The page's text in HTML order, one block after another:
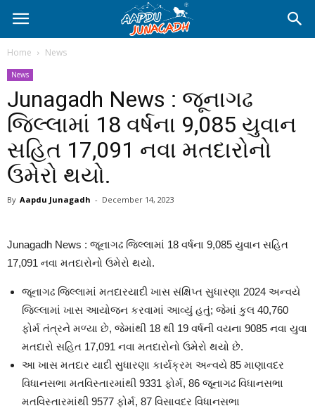
Home News
News
Junagadh News : જૂનાગઢ
જિલ્લામાં 18 વર્ષના 9,085 યુવાન
સહિત 17,091 નવા મતદારોનો
ઉમેરો થયો.
By Aapdu Junagadh - December 14, 2023
Junagadh News : જૂનાગઢ જિલ્લામાં 18 વર્ષના 9,085 યુવાન સહિત
17,091 નવા મતદારોનો ઉમેરો થયો.
જૂનાગઢ જિલ્લામાં મતદારયાદી ખાસ સંક્ષિપ્ત સુધારણા 2024 અન્વયે
જિલ્લામાં ખાસ આયોજન કરવામાં આવ્યું હતું; જેમાં કુલ 40,760
ફોર્મ તંત્રને મળ્યા છે, જેમાંથી 18 થી 19 વર્ષની વયના 9085 નવા યુવા
મતદારો સહિત 17,091 નવા મતદારોનો ઉમેરો થયો છે.
આ ખાસ મતદાર યાદી સુધારણા કાર્યક્રમ અન્વયે 85 માણાવદર
વિધાનસભા મતવિસ્તારમાંથી 9331 ફોર્મ, 86 જૂનાગઢ વિધાનસભા
મતવિસ્તારમાંથી 9577 ફોર્મ, 87 વિસાવદર વિધાનસભા